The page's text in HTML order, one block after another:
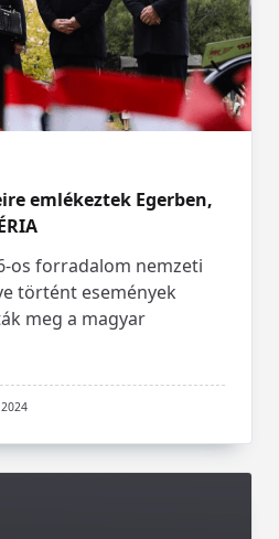
emlékeztek Egerben,
os forradalom nemzeti
történt események
meg a magyar